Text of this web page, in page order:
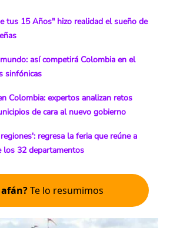
tus 15 Años" hizo realidad el sueño de
así competirá Colombia en el
sinfónicas
Colombia: expertos analizan retos
de cara al nuevo gobierno
regresa la feria que reúne a
los 32 departamentos
afán?Te lo resumimos